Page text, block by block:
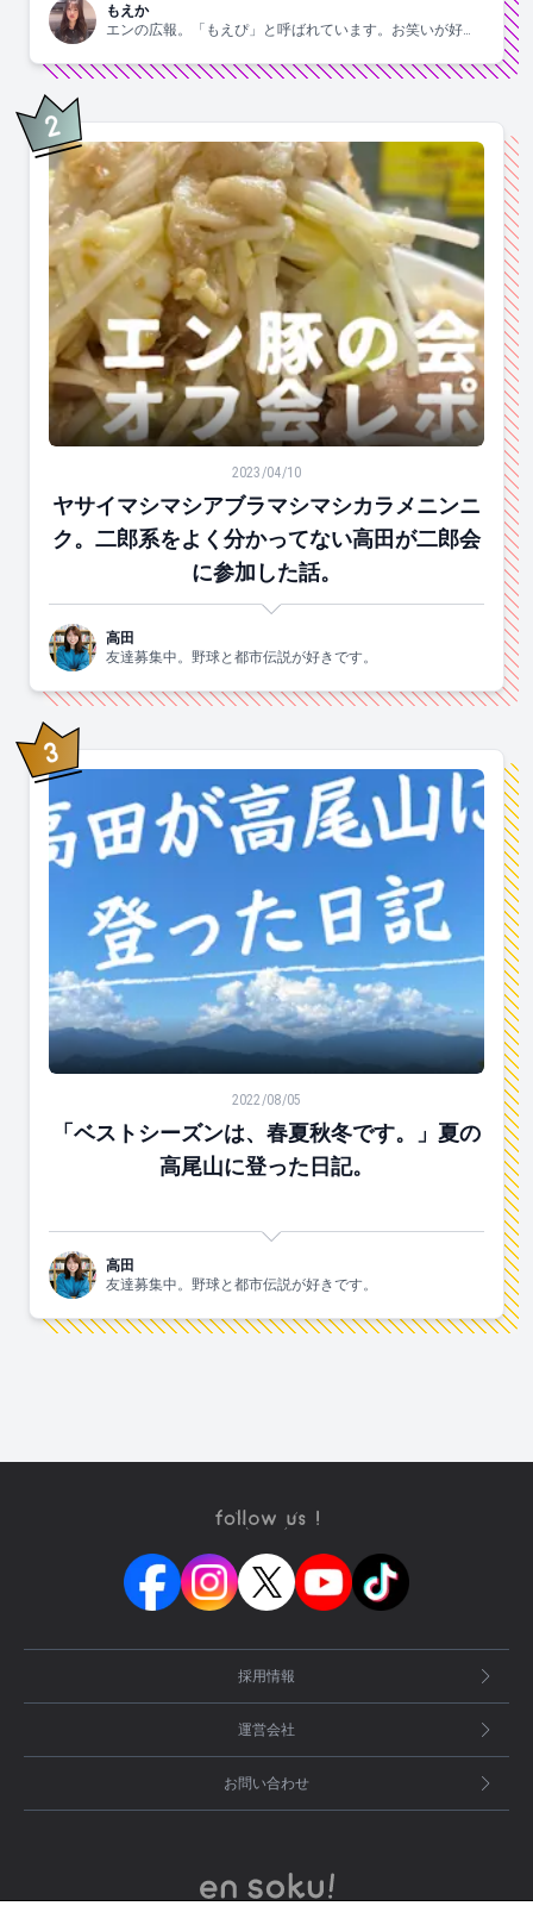
もえか
エンの広報。「もえぴ」と呼ばれています。お笑いが好
2位
ヤサイマシマシアブラマシマシカラメニンニク。二郎
2023/04/10
ヤサイマシマシアブラマシマシカラメニンニ
ク。二郎系をよく分かってない高田が二郎会
に参加した話。
高田
友達募集中。野球と都市伝説が好きです。
3位
「ベストシーズンは、春夏秋冬です。」夏の高尾山に登
2022/08/05
「ベストシーズンは、春夏秋冬です。」夏の
高尾山に登った日記。
高田
友達募集中。野球と都市伝説が好きです。
採用情報
運営会社
お問い合わせ